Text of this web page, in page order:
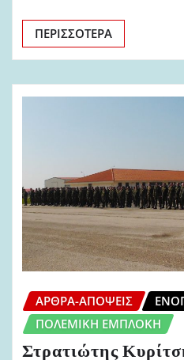
ΠΕΡΙΣΣΌΤΕΡΑ
ΆΡΘΡΑ-ΑΠΌΨΕΙΣ
ΠΟΛΕΜΙΚΉ ΕΜΠΛΟΚΉ
Στρατιώτης